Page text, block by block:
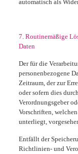
automatisch als
7. Routinemäßige
Daten
Der für die
personenbezogene
Zeitraum, der zur
oder sofern dies
Verordnungsgeber
Vorschriften,
unterliegt,
Entfällt der
Richtlinien- und